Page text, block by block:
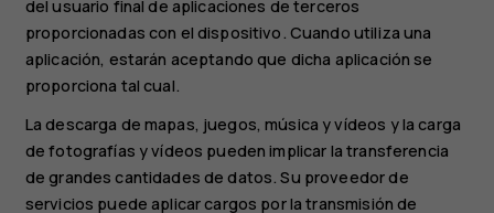
del usuario final de aplicaciones de terceros
proporcionadas con el dispositivo. Cuando utiliza una
aplicación, estarán aceptando que dicha aplicación se
proporciona tal cual.
La descarga de mapas, juegos, música y vídeos y la carga
de fotografías y vídeos pueden implicar la transferencia
de grandes cantidades de datos. Su proveedor de
servicios puede aplicar cargos por la transmisión de